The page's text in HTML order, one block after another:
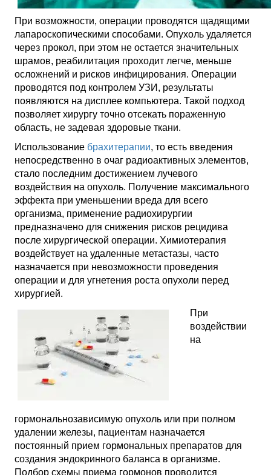
При возможности, операции проводятся щадящими
лапароскопическими способами. Опухоль удаляется
через прокол, при этом не остается значительных
шрамов, реабилитация проходит легче, меньше
осложнений и рисков инфицирования. Операции
проводятся под контролем УЗИ, результаты
появляются на дисплее компьютера. Такой подход
позволяет хирургу точно отсекать пораженную
область, не задевая здоровые ткани.
Использование брахитерапии, то есть введения
непосредственно в очаг радиоактивных элементов,
стало последним достижением лучевого
воздействия на опухоль. Получение максимального
эффекта при уменьшении вреда для всего
организма, применение радиохирургии
предназначено для снижения рисков рецидива
после хирургической операции. Химиотерапия
воздействует на удаленные метастазы, часто
назначается при невозможности проведения
операции и для угнетения роста опухоли перед
хирургией.
При
воздействии
на
гормональнозависимую опухоль или при полном
удалении железы, пациентам назначается
постоянный прием гормональных препаратов для
создания эндокринного баланса в организме.
Подбор схемы приема гормонов проводится